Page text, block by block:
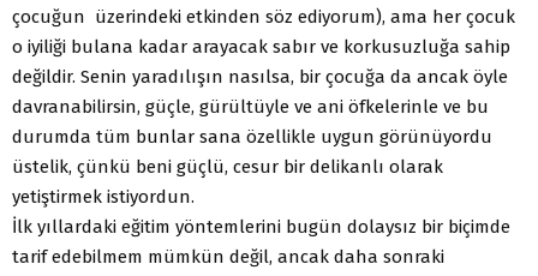
çocuğun üzerindeki etkinden söz ediyorum), ama her çocuk
o iyiliği bulana kadar arayacak sabır ve korkusuzluğa sahip
değildir. Senin yaradılışın nasılsa, bir çocuğa da ancak öyle
davranabilirsin, güçle, gürültüyle ve ani öfkelerinle ve bu
durumda tüm bunlar sana özellikle uygun görünüyordu
üstelik, çünkü beni güçlü, cesur bir delikanlı olarak
yetiştirmek istiyordun.
İlk yıllardaki eğitim yöntemlerini bugün dolaysız bir biçimde
tarif edebilmem mümkün değil, ancak daha sonraki